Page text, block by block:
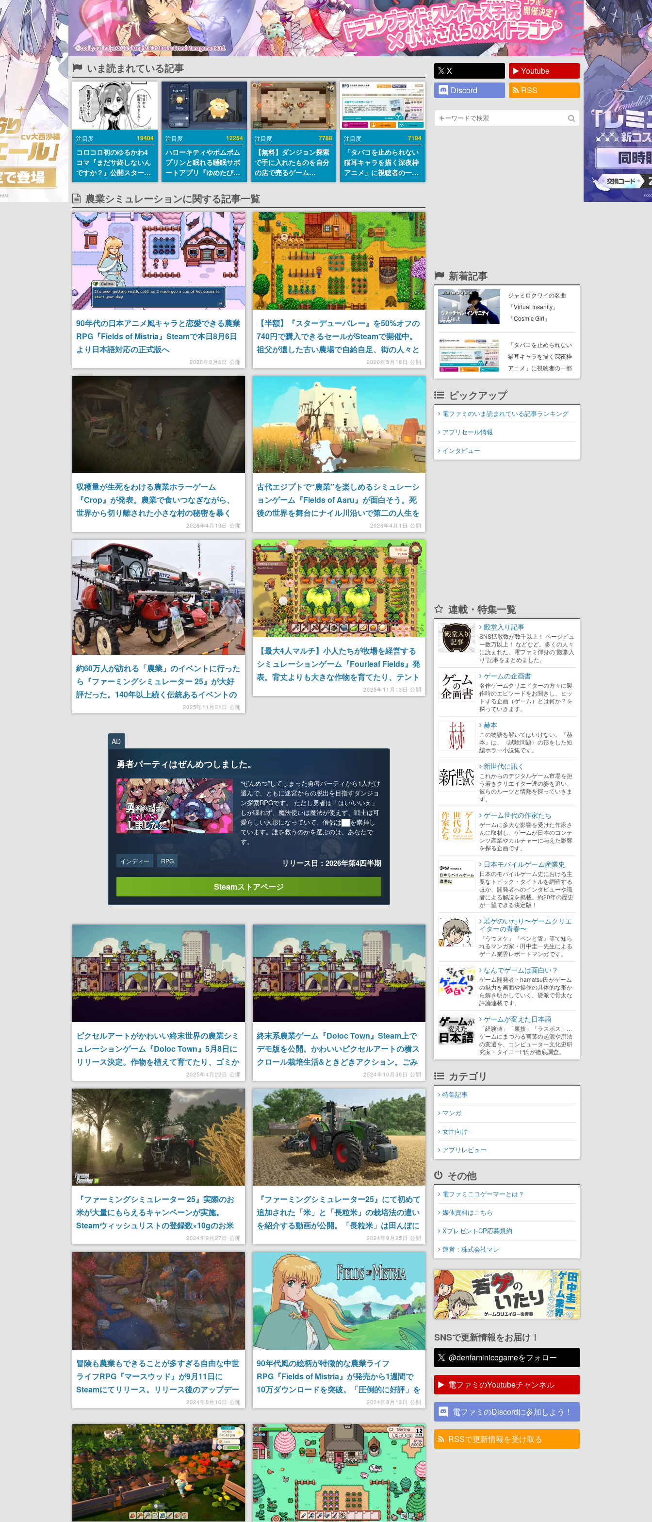
いま読まれている記事
注目度 19404
コロコロ初のゆるかわ4
コマ『まだサ終しないん
ですか？』公開スター
ト。主人公は新入社員の
侘石ダイヤ、ゲーム会社
を舞台にトラブルへ対応
する社員たちを描く
注目度 12254
ハローキティやポムポム
プリンと眠れる睡眠サポ
ートアプリ『ゆめたび』
が配信中。キャラごとの
ASMRや目覚ましアラー
ムも搭載
注目度 7788
【無料】ダンジョン探索
で手に入れたものを自分
の店で売るゲーム
『Moonlighter』が
Steamにて無料配布中！
続編『Moonlighter 2』
の9月2日正式リリースを
記念したキャンペーン
注目度 7194
「タバコを止められない
猫耳キャラを描く深夜枠
アニメ」に視聴者の一部
から批判意見。違法薬物
わす
農業シミュレーションに関する記事一覧
90年代の日本アニメ風キャラと恋愛できる農業
RPG『Fields of Mistria』Steamで本日8月6日
より日本語対応の正式版へ
2026年8月6日 公開
【半額】『スターデューバレー』を50%オフの
740円で購入できるセールがSteamで開催中。
祖父が遺した古い農場で自給自足、街の人々と
の交流も楽しめる名作農業シミュレーション
2026年5月18日 公開
収穫量が生死をわける農業ホラーゲーム
『Crop』が発表。農業で食いつなぎながら、
世界から切り離された小さな村の秘密を暴く
2026年4月10日 公開
古代エジプトで“農業”を楽しめるシミュレーシ
ョンゲーム『Fields of Aaru』が面白そう。死
後の世界を舞台にナイル川沿いで第二の人生を
2026年4月1日 公開
約60万人が訪れる「農業」のイベントに行った
ら『ファーミングシミュレーター 25』が大好
評だった。140年以上続く伝統あるイベントの
一角で、デジタル農業が異様な輝きを放つ
2025年11月21日 公開
【最大4人マルチ】小人たちが牧場を経営する
シミュレーションゲーム『Fourleaf Fields』発
表。背丈よりも大きな作物を育てたり、テント
ウムシやミツバチを世話したり、住民たちと絆
2025年11月13日 公開
AD
勇者パーティはぜんめつしました。
“ぜんめつ”してしまった勇者パーティから1人だけ
選んで、ともに迷宮からの脱出を目指すダンジョ
ン探索RPGです。 ただし勇者は「はい/いいえ」
しか喋れず、魔法使いは魔法が使えず、戦士は可
愛らしい人形になっていて、僧侶は██を崇拝し
ています。誰を救うのかを選ぶのは、あなたで
す。
インディー RPG リリース日：2026年第4四半期
Steamストアページ
ピクセルアートがかわいい終末世界の農業シミ
ュレーションゲーム『Doloc Town』5月8日に
リリース決定。作物を植えて育てたり、ゴミか
らアイテムを作ったり、住民たちと交流したり
しながら隠された秘密を解き明かせ
2025年4月22日 公開
終末系農業ゲーム『Doloc Town』Steam上で
デモ版を公開。かわいいピクセルアートの横ス
クロール栽培生活&ときどきアクション。ごみ
を再利用し、プランターを設置し、廃墟の中か
ら自分の農場を作り上げていく
2024年10月30日 公開
『ファーミングシミュレーター 25』実際のお
米が大量にもらえるキャンペーンが実施。
Steamウィッシュリストの登録数×10gのお米
が1人にプレゼントされる。当選したら“希望の
量”を聞いてくれるので、無理のない範囲で送
ってくれるところが優しい
2024年9月27日 公開
『ファーミングシミュレーター25』にて初めて
追加された「米」と「長粒米」の栽培法の違い
を紹介する動画が公開。「長粒米」は田んぼに
水を入れる前に苗を植えるんだって2024年9月25日 公開
冒険も農業もできることが多すぎる自由な中世
ライフRPG『マースウッド』が9月11日に
Steamにてリリース。リリース後のアップデー
トにて「マルチプレイ」にも対応へ、公式
ことも
2024年8月16日 公開
90年代風の絵柄が特徴的な農業ライフ
RPG『Fields of Mistria』が発売から1週間で
10万ダウンロードを突破。「圧倒的に好評」を
獲得する人気作。今後は結婚や子宝に恵まれる
2024年8月13日 公開
X
Youtube
Discord
RSS
新着記事
ジャミロクワイの名曲
「Virtual Insanity」
「Cosmic Girl」
本語字幕付きMVがいきな
り公開！「SUMMER
SONIC 2026」での9年ぶ
「タバコを止められない
猫耳キャラを描く深夜枠
アニメ」に視聴者の一部
から批判意見。違法薬物
含めて、BPOが議論を交
わす
ピックアップ
電ファミのいま読まれている記事ランキング
アプリセール情報
インタビュー
連載・特集一覧
殿堂入り記事
SNS拡散数が数千以上！ ページビュ
ー数万以上！ などなど。多くの人々
に読まれた、電ファミ渾身の“殿堂入
り”記事をまとめました。
ゲームの企画書
名作ゲームクリエイターの方々に製
作時のエピソードをお聞きし、ヒッ
トする企画（ゲーム）とは何か？を
探っていきます。
赫本
この物語を解いてはいけない。『赫
本』は、〈試験問題〉の形をした短
編ホラー小説集です。
新世代に訊く
これからのデジタルゲーム市場を担
う若きクリエイター達の姿を追い、
彼らのルーツと情熱を探っていきま
す。
ゲーム世代の作家たち
ゲームに多大な影響を受けた作家さ
んに取材し、ゲームが日本のコンテ
ンツ産業やカルチャーに与えた影響
を探る企画です。
日本モバイルゲーム産業史
日本のモバイルゲーム史における主
要なトピック・タイトルを網羅する
ほか、開発者へのインタビューや識
者による解説を掲載。約20年の歴史
が一望できる決定版！
若ゲのいたり〜ゲームクリエ
イターの青春〜
『うつヌケ』『ペンと箸』等で知ら
れるマンガ家・田中圭一先生による
ゲーム業界レポートマンガです。
なんでゲームは面白い？
ゲーム開発者・hamatsu氏がゲーム
の魅力を画面や操作の具体的な形か
ら解き明かしていく、硬派で骨太な
評論連載です。
ゲームが変えた日本語
「経験値」「裏技」「ラスボス」…
ゲームにまつわる言葉の起源や用法
の変遷を、コンピューター文化史研
究家・タイニーP氏が徹底調査。
カテゴリ
特集記事
マンガ
女性向け
アプリレビュー
その他
電ファミニコゲーマーとは？
媒体資料はこちら
XプレゼントCP応募規約
運営：株式会社マレ
SNSで更新情報をお届け！
@denfaminicogameをフォロー
電ファミのYoutubeチャンネル
電ファミのDiscordに参加しよう！
RSSで更新情報を受け取る